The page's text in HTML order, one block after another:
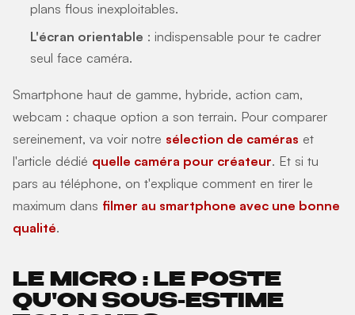
plans flous inexploitables.
L'écran orientable : indispensable pour te cadrer
seul face caméra.
Smartphone haut de gamme, hybride, action cam,
webcam : chaque option a son terrain. Pour comparer
sereinement, va voir notre sélection de caméras et
l'article dédié quelle caméra pour créateur. Et si tu
pars au téléphone, on t'explique comment en tirer le
maximum dans filmer au smartphone avec une bonne
qualité.
LE MICRO : LE POSTE
QU'ON SOUS-ESTIME